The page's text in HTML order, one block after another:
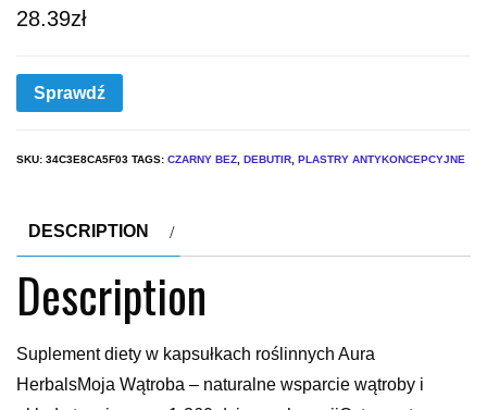
28.39zł
Sprawdź
SKU: 34C3E8CA5F03 TAGS: CZARNY BEZ, DEBUTIR, PLASTRY ANTYKONCEPCYJNE
DESCRIPTION
Description
Suplement diety w kapsułkach roślinnych Aura
HerbalsMoja Wątroba – naturalne wsparcie wątroby i